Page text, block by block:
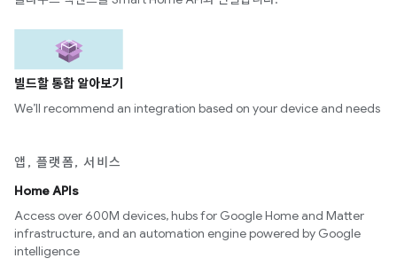
빌드할 통합 알아보기
We’ll recommend an integration based on your device and needs
앱, 플랫폼, 서비스
Home APIs
Access over 600M devices, hubs for Google Home and Matter
infrastructure, and an automation engine powered by Google
intelligence